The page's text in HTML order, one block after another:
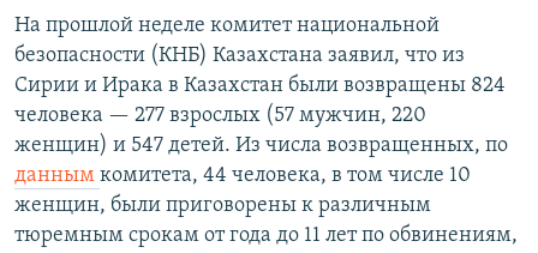
На прошлой неделе комитет национальной
безопасности (КНБ) Казахстана заявил, что из
Сирии и Ирака в Казахстан были возвращены 824
человека — 277 взрослых (57 мужчин, 220
женщин) и 547 детей. Из числа возвращенных, по
данным комитета, 44 человека, в том числе 10
женщин, были приговорены к различным
тюремным срокам от года до 11 лет по обвинениям,